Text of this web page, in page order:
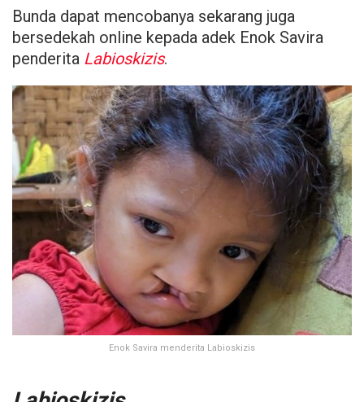
Bunda dapat mencobanya sekarang juga
bersedekah online kepada adek Enok Savira
penderita Labioskizis.
Enok Savira menderita Labioskizis